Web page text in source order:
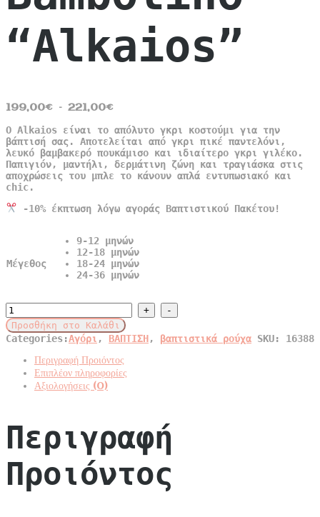
“Alkaios”
199,00€ – 221,00€Price
199,00€
through
221,00€
Ο Alkaios είναι το απόλυτο γκρι κοστούμι για την
βάπτισή σας. Αποτελείται από γκρι πικέ παντελόνι,
λευκό βαμβακερό πουκάμισο και ιδιαίτερο γκρι γιλέκο.
Παπιγιόν, μαντήλι, δερμάτινη ζώνη και τραγιάσκα στις
αποχρώσεις του μπλε το κάνουν απλά εντυπωσιακό και
chic.
-10% έκπτωση λόγω αγοράς Βαπτιστικού Πακέτου!
Μέγεθος
9-12 μηνών
12-18 μηνών
18-24 μηνών
24-36 μηνών
Βαπτιστικό
κοστούμι
Bambolino
“Alkaios”
Προσθήκη στο Καλάθι
Categories:Αγόρι , ΒΑΠΤΙΣΗ, βαπτιστικά ρούχα SKU: 16388
Περιγραφή Προιόντος
Επιπλέον πληροφορίες
Αξιολογήσεις (0)
Περιγραφή
Προιόντος